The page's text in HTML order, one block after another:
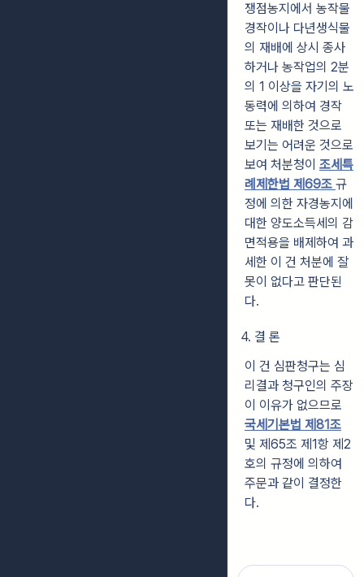
쟁점농지에서 농작물
경작이나 다년생식물
의 재배에 상시 종사
하거나 농작업의 2분
의 1 이상을 자기의 노
동력에 의하여 경작
또는 재배한 것으로
보기는 어려운 것으로
보여 처분청이 조세특
례제한법 제69조 규
정에 의한 자경농지에
대한 양도소득세의 감
면적용을 배제하여 과
세한 이 건 처분에 잘
못이 없다고 판단된
다.
4. 결 론
이 건 심판청구는 심
리결과 청구인의 주장
이 이유가 없으므로
국세기본법 제81조
및 제65조 제1항 제2
호의 규정에 의하여
주문과 같이 결정한
다.